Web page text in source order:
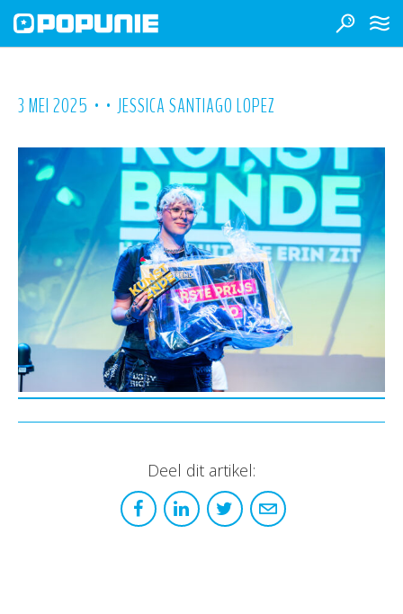
3 MEI 2025 • • JESSICA SANTIAGO LOPEZ
Deel dit artikel: